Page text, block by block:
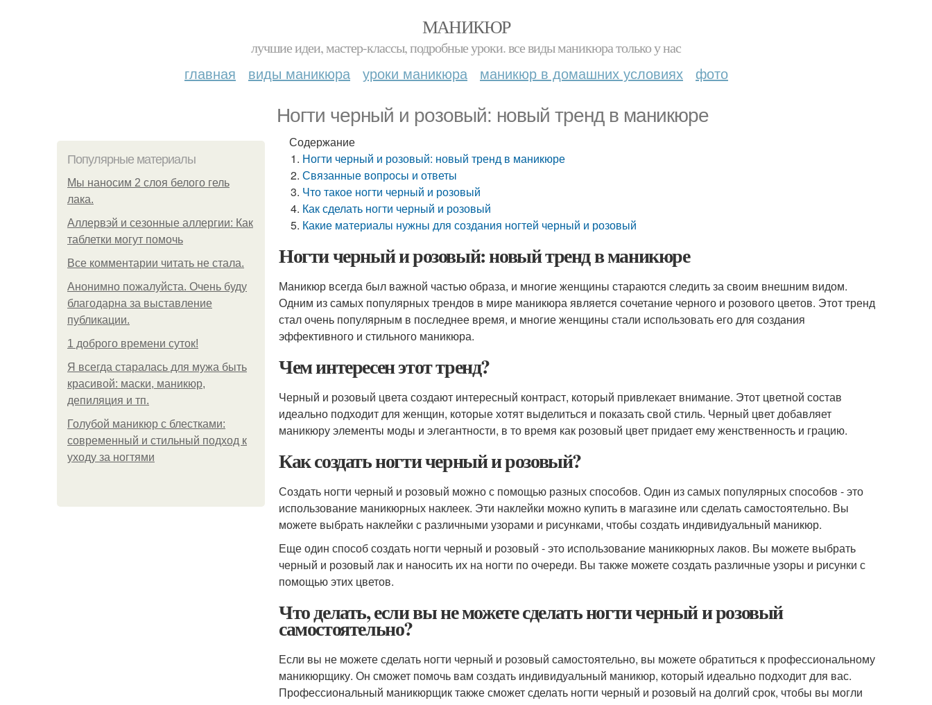
МАНИКЮР
лучшие идеи, мастер-классы, подробные уроки. все виды маникюра только у нас
главная виды маникюра уроки маникюра маникюр в домашних условиях фото
Ногти черный и розовый: новый тренд в маникюре
Популярные материалы
Мы наносим 2 слоя белого гель
лака.
Аллервэй и сезонные аллергии: Как
таблетки могут помочь
Все комментарии читать не стала.
Анонимно пожалуйста. Очень буду
благодарна за выставление
публикации.
1 доброго времени суток!
Я всегда старалась для мужа быть
красивой: маски, маникюр,
депиляция и тп.
Голубой маникюр с блестками:
современный и стильный подход к
уходу за ногтями
Содержание
Ногти черный и розовый: новый тренд в маникюре
Связанные вопросы и ответы
Что такое ногти черный и розовый
Как сделать ногти черный и розовый
Какие материалы нужны для создания ногтей черный и розовый
Ногти черный и розовый: новый тренд в маникюре
Маникюр всегда был важной частью образа, и многие женщины стараются следить за своим внешним видом.
Одним из самых популярных трендов в мире маникюра является сочетание черного и розового цветов. Этот тренд
стал очень популярным в последнее время, и многие женщины стали использовать его для создания
эффективного и стильного маникюра.
Чем интересен этот тренд?
Черный и розовый цвета создают интересный контраст, который привлекает внимание. Этот цветной состав
идеально подходит для женщин, которые хотят выделиться и показать свой стиль. Черный цвет добавляет
маникюру элементы моды и элегантности, в то время как розовый цвет придает ему женственность и грацию.
Как создать ногти черный и розовый?
Создать ногти черный и розовый можно с помощью разных способов. Один из самых популярных способов - это
использование маникюрных наклеек. Эти наклейки можно купить в магазине или сделать самостоятельно. Вы
можете выбрать наклейки с различными узорами и рисунками, чтобы создать индивидуальный маникюр.
Еще один способ создать ногти черный и розовый - это использование маникюрных лаков. Вы можете выбрать
черный и розовый лак и наносить их на ногти по очереди. Вы также можете создать различные узоры и рисунки с
помощью этих цветов.
Что делать, если вы не можете сделать ногти черный и розовый
самостоятельно?
Если вы не можете сделать ногти черный и розовый самостоятельно, вы можете обратиться к профессиональному
маникюрщику. Он сможет помочь вам создать индивидуальный маникюр, который идеально подходит для вас.
Профессиональный маникюрщик также сможет сделать ногти черный и розовый на долгий срок, чтобы вы могли